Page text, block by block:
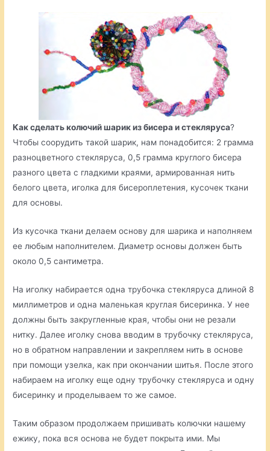
Как сделать колючий шарик из бисера и стекляруса?
Чтобы соорудить такой шарик, нам понадобится: 2 грамма
разноцветного стекляруса, 0,5 грамма круглого бисера
разного цвета с гладкими краями, армированная нить
белого цвета, иголка для бисероплетения, кусочек ткани
для основы.
Из кусочка ткани делаем основу для шарика и наполняем
ее любым наполнителем. Диаметр основы должен быть
около 0,5 сантиметра.
На иголку набирается одна трубочка стекляруса длиной 8
миллиметров и одна маленькая круглая бисеринка. У нее
должны быть закругленные края, чтобы они не резали
нитку. Далее иголку снова вводим в трубочку стекляруса,
но в обратном направлении и закрепляем нить в основе
при помощи узелка, как при окончании шитья. После этого
набираем на иголку еще одну трубочку стекляруса и одну
бисеринку и проделываем то же самое.
Таким образом продолжаем пришивать колючки нашему
ежику, пока вся основа не будет покрыта ими. Мы